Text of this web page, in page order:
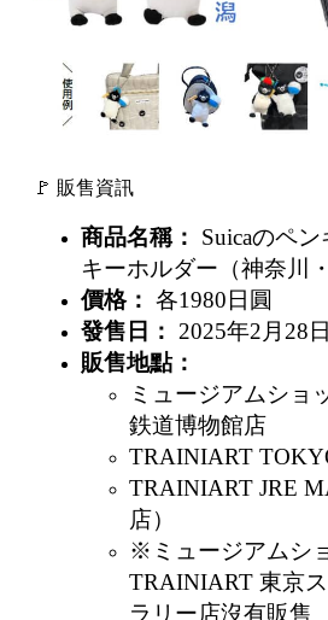
🚩 販售資訊
商品名稱：
Suicaのペ
キーホルダー（神奈川
價格： 各1980日圓
發售日：
2025年2月28日
販售地點：
ミュージアムショ
鉄道博物館店
TRAINIART
TRAINIART JRE
店）
※ミュージアムシ
TRAINIART 東京
ラリー店沒有販售